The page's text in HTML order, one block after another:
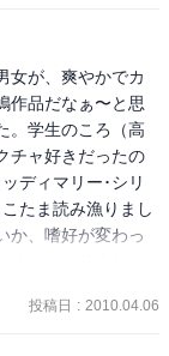
女が、爽やかでカ
作品だなぁ〜と思
。学生のころ（高
チャ好きだったの
ディマリー･シリ
たま読み漁りまし
か、嗜好が変わっ
投稿日 : 2010.04.06